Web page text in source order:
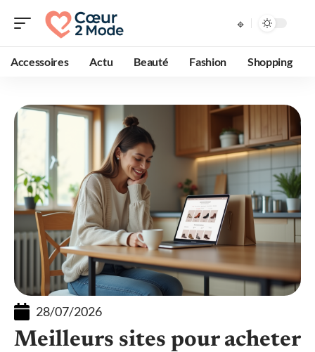
Accessoires Actu Beauté Fashion Shopping
28/07/2026
Meilleurs sites pour acheter